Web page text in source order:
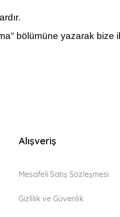
bölümüne yazarak bize
Alışveriş
Mesafeli Satış Sözleşmesi
Gizlilik ve Güvenlik